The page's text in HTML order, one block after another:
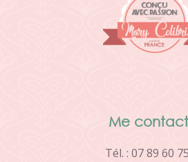
Me
Tél. : 07 89 60